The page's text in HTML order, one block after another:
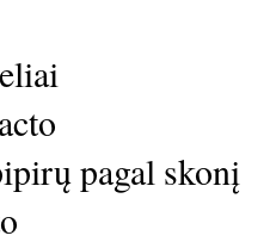
pagal skonį